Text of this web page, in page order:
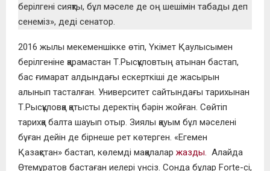
берілгені сияқты, бұл мәселе де оң шешімін табады деп
сенеміз», деді сенатор.
2016 жылы мекеменшікке өтіп, Үкімет Қаулысымен
берілгеніне қарамастан Т.Рысқұловтың атынан бастап,
бас ғимарат алдындағы ескерткіші де жасырын
алынып тасталған. Университет сайтындағы тарихынан
Т.Рысқұловқа қатысты деректің бәрін жойған. Сөйтіп
тарихқа балта шауып отыр. Зиялы қауым бұл мәселені
бұған дейін де бірнеше рет көтерген. «Егемен
Қазақстан» бастап, көлемді мақалалар жазды. Алайда
Өтемұратов бастаған иелері үнсіз. Сонда бұлар Forte-сі,